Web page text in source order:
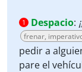
1 Despacio: ¡
frenar,
pedir a
pare el